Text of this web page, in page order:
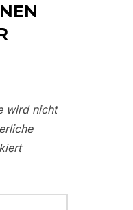
wird nicht